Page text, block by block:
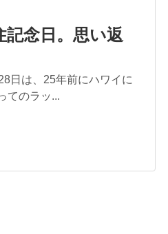
念日。思い返
日は、25年前にハワイに
てのラッ...